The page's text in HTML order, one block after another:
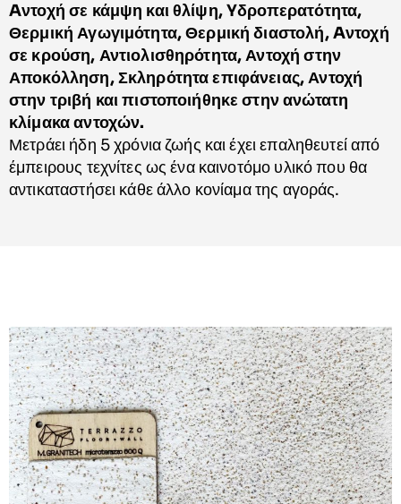
Aντοχή σε κάμψη και θλίψη, Yδροπερατότητα,
Θερμική Αγωγιμότητα, Θερμική διαστολή, Aντοχή
σε κρούση, Αντιολισθηρότητα, Αντοχή στην
Αποκόλληση, Σκληρότητα επιφάνειας, Αντοχή
στην τριβή και πιστοποιήθηκε στην ανώτατη
κλίμακα αντοχών.
Μετράει ήδη 5 χρόνια ζωής και έχει επαληθευτεί από
έμπειρους τεχνίτες ως ένα καινοτόμο υλικό που θα
αντικαταστήσει κάθε άλλο κονίαμα της αγοράς.